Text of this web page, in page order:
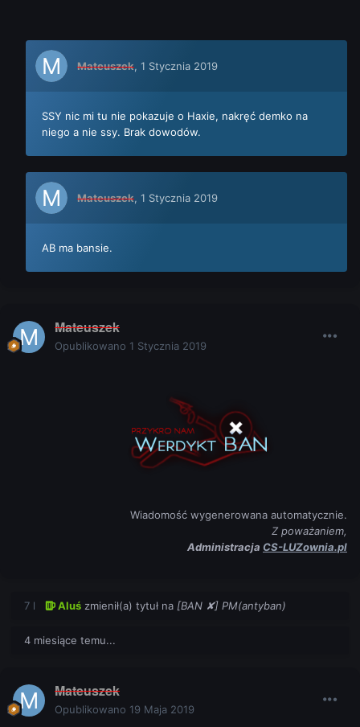
Mateuszek, 1 Stycznia 2019
SSY nic mi tu nie pokazuje o Haxie, nakręć demko na
niego a nie ssy. Brak dowodów.
Mateuszek, 1 Stycznia 2019
AB ma bansie.
Mateuszek
Opublikowano 1 Stycznia 2019
Wiadomość wygenerowana automatycznie.
Z poważaniem,
Administracja CS-LUZownia.pl
7 l Aluś zmienił(a) tytuł na [BAN ✘] PM(antyban)
4 miesiące temu...
Mateuszek
Opublikowano 19 Maja 2019